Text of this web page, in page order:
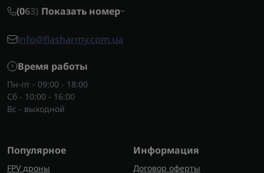
тип поляризации;
стационарные;
совместимость с вашим оборудованием.
Где купить круговые антенны?
антенны с гарантией качества, быстрой
доставкой по Украине и поддержкой
(063) Показать номер
info@flasharmy.com.ua
Время работы
Пн-пт - 09:00 - 18:00
Сб - 10:00 - 16:00
Вс - выходной
Популярное
FPV дроны
Информация
Договор оферты